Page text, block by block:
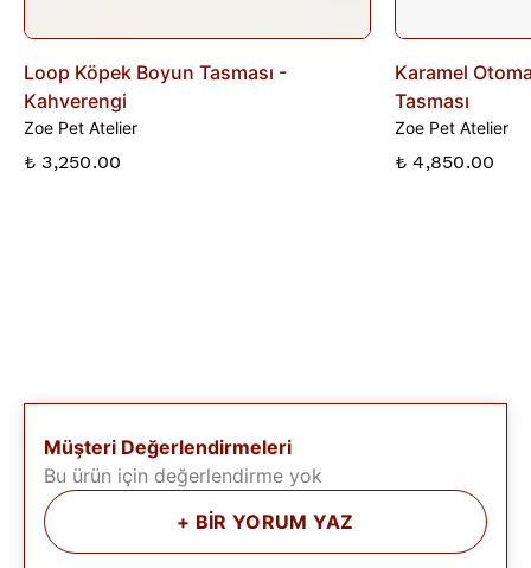
Loop Köpek Boyun Tasması -
Kahverengi
Zoe Pet Atelier
₺ 3,250.00
Karamel
Tasması
Zoe Pet Atelier
₺ 4,850.00
Müşteri Değerlendirmeleri
Bu ürün için değerlendirme yok
+ BİR YORUM YAZ